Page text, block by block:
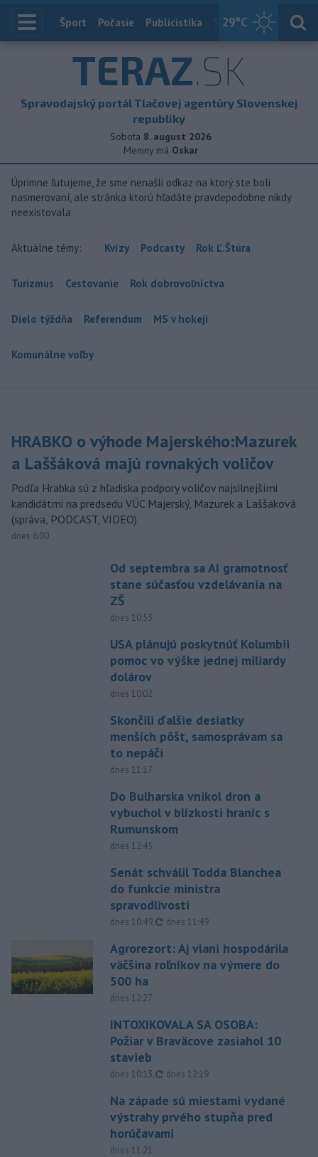
29°C
Index
Šport Počasie Publicistika Slovensko
TERAZ.SK
Spravodajský portál Tlačovej agentúry Slovenskej
republiky
Sobota 8. august 2026
Meniny má Oskar
Úprimne ľutujeme, že sme nenašli odkaz na ktorý ste boli
nasmerovaní, ale stránka ktorú hľadáte pravdepodobne nikdy
neexistovala
Aktuálne témy: Kvízy Podcasty Rok Ľ.Štúra
Turizmus Cestovanie Rok dobrovoľníctva
Dielo týždňa Referendum MS v hokeji
Komunálne voľby
HRABKO o výhode Majerského:Mazurek
a Laššáková majú rovnakých voličov
Podľa Hrabka sú z hľadiska podpory voličov najsilnejšími
kandidátmi na predsedu VÚC Majerský, Mazurek a Laššáková
(správa, PODCAST, VIDEO)
dnes 6:00
Od septembra sa AI gramotnosť
stane súčasťou vzdelávania na
ZŠ
dnes 10:53
USA plánujú poskytnúť Kolumbii
pomoc vo výške jednej miliardy
dolárov
dnes 10:02
Skončili ďalšie desiatky
menších pôšt, samosprávam sa
to nepáči
dnes 11:17
Do Bulharska vnikol dron a
vybuchol v blízkosti hraníc s
Rumunskom
dnes 12:45
Senát schválil Todda Blanchea
do funkcie ministra
spravodlivosti
dnes 10:49, aktualizované
dnes 11:49
Agrorezort: Aj vlani hospodárila
väčšina roľníkov na výmere do
500 ha
dnes 12:27
INTOXIKOVALA SA OSOBA:
Požiar v Braväcove zasiahol 10
stavieb
dnes 10:13, aktualizované
dnes 12:19
Na západe sú miestami vydané
výstrahy prvého stupňa pred
horúčavami
dnes 11:21